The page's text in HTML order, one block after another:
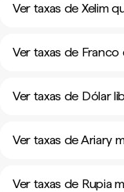
Ver taxas de Xelim
Ver taxas de
Ver taxas de Dólar
Ver taxas de Ariary
Ver taxas de Rupia